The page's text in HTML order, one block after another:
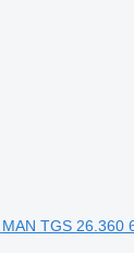
MAN TGS 26.360